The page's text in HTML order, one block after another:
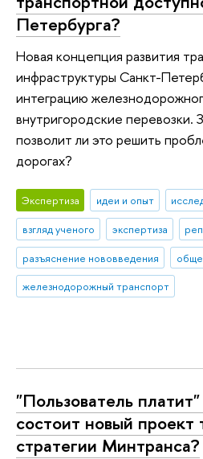
Петербурга?
Новая концепция развития
инфраструктуры Санкт-
интеграцию
внутригородские перевозки.
позволит ли это решить
дорогах?
Экспертиза идеи и опыт
взгляд ученого
экспертиза
разъяснение нововведения
железнодорожный транспорт
"Пользователь
состоит новый проект
стратегии Минтранса?